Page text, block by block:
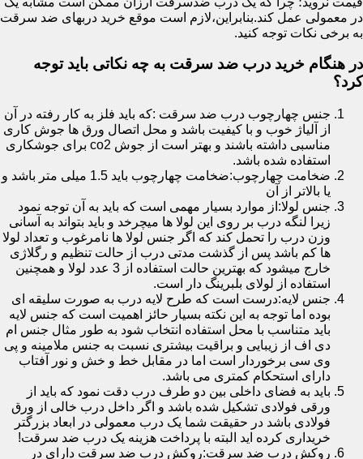
در معمولی عمل کند.بنابراین،لازم است موقع خرید دربهای ضد سرقت
به برخی نکات توجه کنید.
در هنگام خرید درب ضد سرقت به چه نکاتی باید توجه
کرد؟
جنس چهارچوب درب ضد سرقت :که باید فلز به کار رفته در آن
از آلیاژ خوب و با کیفیت باشد و محل اتصال ورق ها جوش کاری
مناسبی داشته باشند و بهتر است از جوش co2 برای جوشکاری
استفاده شده باشد.
ضخامت چهارچوب:ضخامت چهارچوب باید 1.5 میلی متر باشد و
یا بالاتر از آن
جنس لولا:از موارد بسیار مهمی است که باید به آن توجه نمود
زیرا لنگه درب بر روی این لولا ها میچرخد و باید بتواند به آسانی
وزن درب را تحمل کند که اگر جنس لولا ها نامرغوب و تعداد لولا
ها کم باشد پس از گذشت مدتی درب از حالت تنظیم و رگلاژی
خارج میشود که بهترین حالت استفاده از 3 عدد لولا و همچنین
استفاده از لولای بلبرینگ دار است.
جنس لایه:درست است که طرح لایه درب به صورت سلیقه ای
بوده اما توجه به این نکته بسیار حائز اهمیت است که جنس لایه
باید متناسب با محل استفاده انتخاب شود به طور مثال جنس ام
دی اف از زیبایی و براقیت بیشتری نسبت به جنس ملامینه و پی
وی سی برخوردار است اما در مقابل خط و خش و نور آفتاب
دارای استحکام کمتری می باشد.
باید به فضای داخلی بین دو طرف درب دقت نمود که باید از
ورقی فولادی تشکیل شده باشد و اگر داخل درب خالی از ورق
فولادی باشد در حقیقت شما یک درب معمولی در ابعاد بزرگتر
خریداری کرده اید البته با پرداخت هزینه یک درب ضد سرقت!
روکش درب ضد سرقت:روکش درب ضد سرقت دارای در